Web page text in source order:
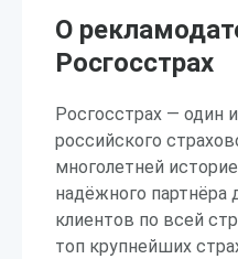
О
Росгосстрах
Росгосстрах — один
российского
многолетней
надёжного партнёра
клиентов по всей
топ крупнейших